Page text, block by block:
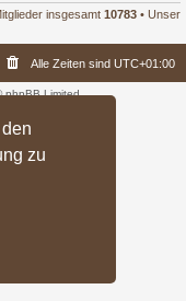
zu
insgesamt 10783 • Unser
Alle Zeiten sind UTC+01:00
phpBB Limited